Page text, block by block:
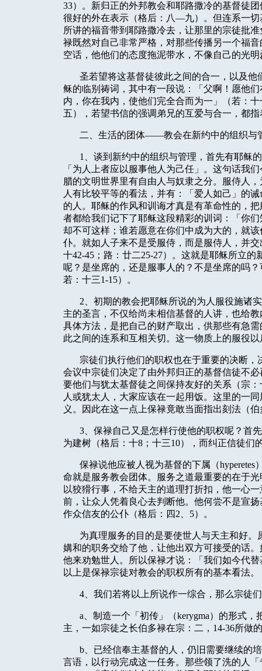
33）。新归正的外邦教会和耶路撒冷的基督徒
很好的外在表示（格后：八—九）。但连系一
所讲的福音带到耶路撒冷去，让那里的宗徒批
禄既然对自己非常严格，对那些传播另一个福
空话，他他们的态度拖泥带水，不像自己的光
圣若望将这基督徒彼此之间的合一，以及
稣的临别祷词，其中有一段说：「父啊！愿他
内，你在我内，使他们完全合而为一」（若：十
五），若望书信的强调弟兄的互爱与合一，都
二、生活的团体——教会在新约中的组织与
1
、谈到新约中的组织与管理，首先有耶稣
「为人上者应以服事他人为己任」。这句话我
腊的文明世界里有自由人与奴隶之分。服侍人
人有比较平等的看法，并有：「爱人如己」的
的人。耶稣的作风和训诲才真是有革命性的，
者都给我们记下了耶稣这段精彩的训词：「你
却不可这样；谁若愿意在你们中成为大的，就
仆。就如人子来不是受服侍，而是服侍人，并
十42-45 ；路：廿二25-27）。这就是耶稣所立的
呢？是坐席的，还是服事人的？不是坐席的吗
若：十三1-15）。
2 、初期的教会把耶稣所说的为人服役施诸
主的圣言，不仅给尚未相信基督的人讲，也给
具体方法，是把自己的财产取出，供那些有急
此之间的连系和互相关切。这一物质上的服役
宗徒们执行他们的职权也在于重要的决断
会议中宗徒们决定了由外邦归正的基督信徒不
要他们与犹太基督徒之间保持友好的关系（宗：
人或犹太人，大家应该在一起用饭。这里的一
义。因此在这一点上保禄竟敢当面指出刻法（
3 、保禄自己又是怎样行使他的职权呢？首
为建树（格后：十8 ；十三10），而纠正信徒们
保禄说他应被人视为基督的下属（hyperetes
命就是服务教会团体。服务之道最重要的在于
以狡猾行事，不给天主的道理打折扣，他一心
前，让众人凭着良心去判断他。他何尝不是宣
作众信友的公仆（格后：四2 5）。
为真理服务的目的是要使世人与天主和好
媾和的职务交给了他，让他出双方可接受的话
他来劝勉世人。所以保禄才说：「我们如今代
以上是保禄宗徒对教会的职权所有的基本看法。
4 、我们若将以上所说作一综合，那么宗徒
a 、制造一个「初传」（kerygma）的形式，
主，一如宗徒之长伯多禄在宗：二， 14-36所做
b 、已经信奉主基督的人，仍旧需要继续的
言语，以行动完成这一任务。那些领了洗的人